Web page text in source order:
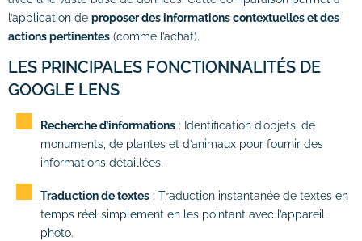
l’application de proposer des informations contextuelles et des
actions pertinentes (comme l’achat).
LES PRINCIPALES FONCTIONNALITÉS DE
GOOGLE LENS
Recherche d’informations : Identification d’objets, de
monuments, de plantes et d’animaux pour fournir des
informations détaillées.
Traduction de textes : Traduction instantanée de textes en
temps réel simplement en les pointant avec l’appareil
photo.